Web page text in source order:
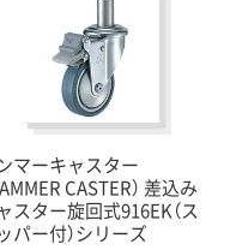
マーキャスター
CASTER） 差込み
スター旋回式916EK（ス
パー付）シリーズ